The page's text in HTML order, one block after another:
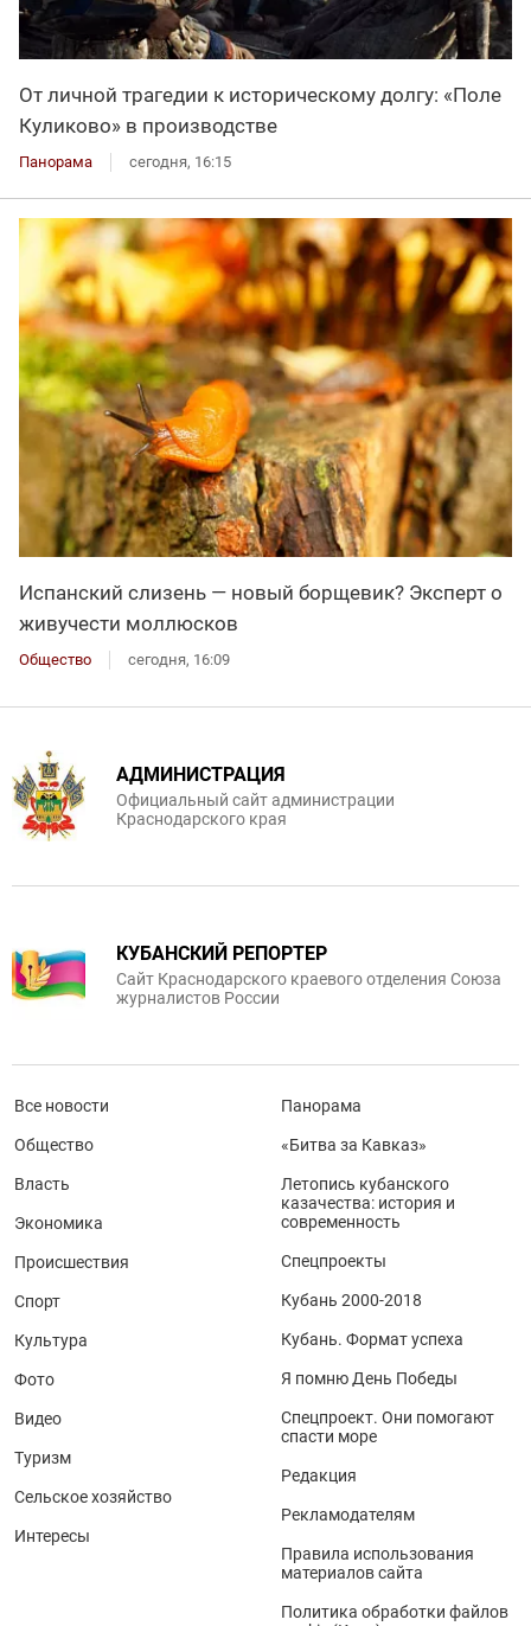
От личной трагедии к историческому долгу: «Поле
Куликово» в производстве
Панорама сегодня, 16:15
Испанский слизень — новый борщевик? Эксперт о
живучести моллюсков
Общество сегодня, 16:09
АДМИНИСТРАЦИЯ
Официальный сайт администрации
Краснодарского края
КУБАНСКИЙ РЕПОРТЕР
Сайт Краснодарского краевого отделения Союза
журналистов России
Все новости
Общество
Власть
Экономика
Происшествия
Спорт
Культура
Фото
Видео
Туризм
Сельское хозяйство
Интересы
Панорама
«Битва за Кавказ»
Летопись кубанского
казачества: история и
современность
Спецпроекты
Кубань 2000-2018
Кубань. Формат успеха
Я помню День Победы
Спецпроект. Они помогают
спасти море
Редакция
Рекламодателям
Правила использования
материалов сайта
Политика обработки файлов